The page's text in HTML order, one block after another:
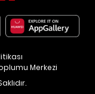
Merkezi